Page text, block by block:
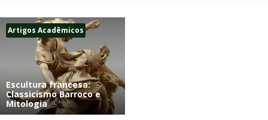
Artigos Acadêmicos
Escultura francesa:
Classicismo Barroco e
Mitologia